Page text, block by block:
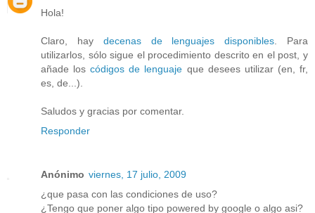
Hola!
Claro, hay decenas de lenguajes disponibles . Para
utilizarlos, sólo sigue el procedimiento descrito en el post, y
añade loscódigos de lenguaje que desees utilizar (en, fr,
es, de...).
Saludos y gracias por comentar.
Responder
Anónimo viernes, 17 julio, 2009
¿que pasa con las condiciones de uso?
¿Tengo que poner algo tipo powered by google o algo asi?